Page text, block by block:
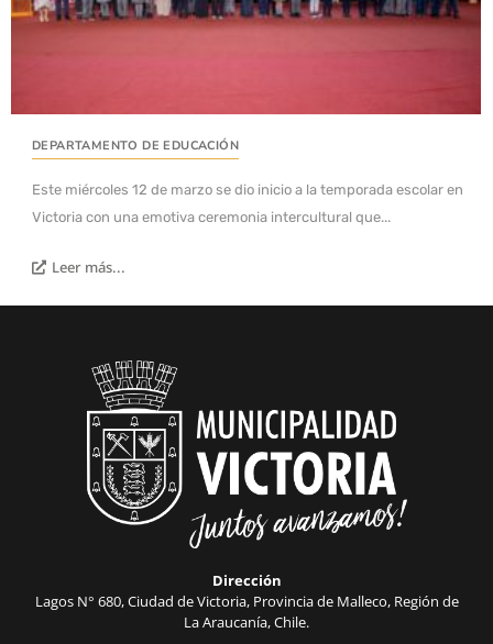
DEPARTAMENTO DE EDUCACIÓN
Este miércoles 12 de marzo se dio inicio a la temporada escolar en
Victoria con una emotiva ceremonia intercultural que...
Leer más...
Dirección
Lagos N° 680, Ciudad de Victoria, Provincia de Malleco, Región de
La Araucanía, Chile.